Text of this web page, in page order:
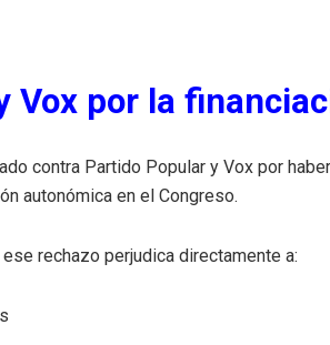
Vox por la
contra Partido Popular y Vox por
autonómica en el Congreso.
rechazo perjudica directamente a: